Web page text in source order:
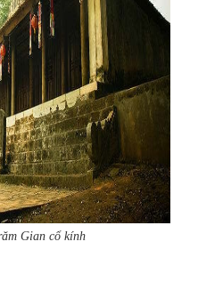
Gian cổ kính